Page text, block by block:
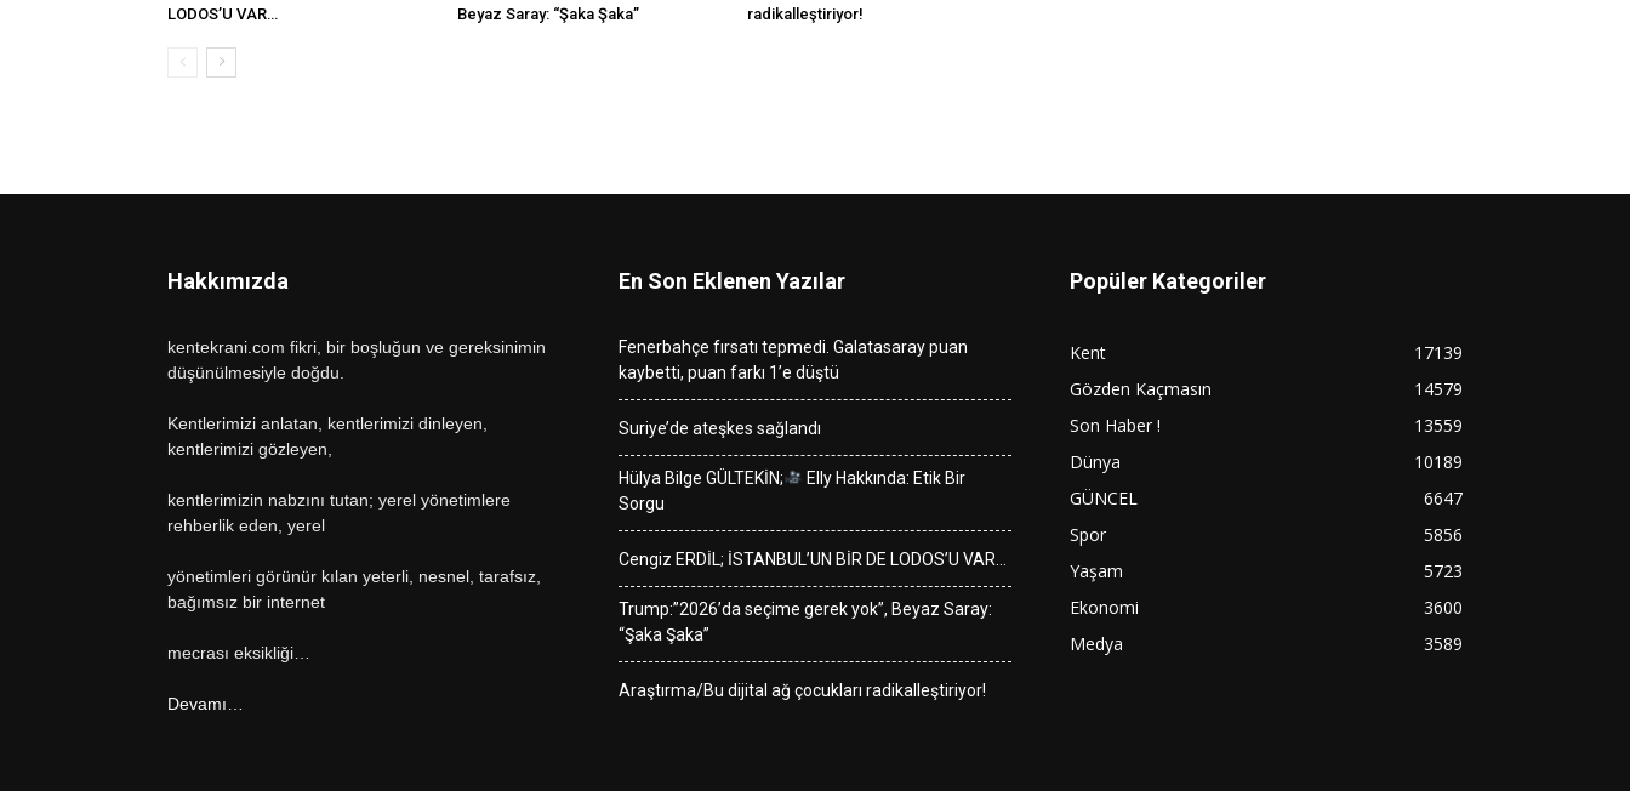
LODOS’U VAR…
Beyaz Saray: “Şaka Şaka”
radikalleştiriyor!
Hakkımızda
kentekrani.com fikri, bir boşluğun ve gereksinimin
düşünülmesiyle doğdu.
Kentlerimizi anlatan, kentlerimizi dinleyen,
kentlerimizi gözleyen,
kentlerimizin nabzını tutan; yerel yönetimlere
rehberlik eden, yerel
yönetimleri görünür kılan yeterli, nesnel, tarafsız,
bağımsız bir internet
mecrası eksikliği…
Devamı…
En Son Eklenen Yazılar
Fenerbahçe fırsatı tepmedi. Galatasaray puan
kaybetti, puan farkı 1’e düştü
Suriye’de ateşkes sağlandı
Hülya Bilge GÜLTEKİN;
Elly Hakkında: Etik Bir
Sorgu
Cengiz ERDİL; İSTANBUL’UN BİR DE LODOS’U VAR…
Trump:”2026’da seçime gerek yok”, Beyaz Saray:
“Şaka Şaka”
Araştırma/Bu dijital ağ çocukları radikalleştiriyor!
Popüler Kategoriler
Kent
17139
Gözden Kaçmasın
14579
Son Haber !
13559
Dünya
10189
GÜNCEL
6647
Spor
5856
Yaşam
5723
Ekonomi
3600
Medya
3589